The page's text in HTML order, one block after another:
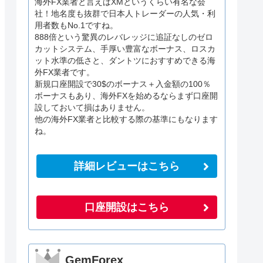
海外FX業者と言えばXMというくらい有名な会
社！地名度も抜群で日本人トレーダーの人気・利
用者数もNo.1ですね。
888倍という驚異のレバレッジに追証なしのゼロ
カットシステム、手厚い豊富なボーナス、ロスカ
ット水準の低さと、ダントツにおすすめできる海
外FX業者です。
新規口座開設で30$のボーナス＋入金額の100％
ボーナスもあり、海外FXを始めるならまず口座開
設しておいて損はありません。
他の海外FX業者と比較する際の基準にもなります
ね。
詳細レビューはこちら
口座開設はこちら
GemForex